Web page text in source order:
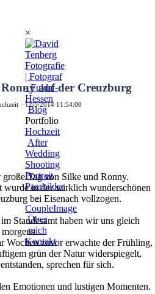
×
Blog
Portfolio
Hochzeit
After
Wedding
Shooting
Portrait
Paarbilder
-
CoupleImage
Über
mich
Kontakt
auf der Creuzburg
· 12/5/2014 11:54:00
Tag von Silke und Ronny.
wurde in der wirklich wunderschönen
bei Eisenach vollzogen.
Standesamt haben wir uns gleich
morgens
Wochen zuvor erwachte der Frühling,
grün der Natur widerspiegelt,
sprechen für sich.
Emotionen und lustigen Momenten.